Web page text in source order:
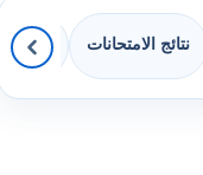
نتائج الامتحانات